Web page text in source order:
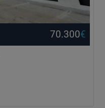
70.300€